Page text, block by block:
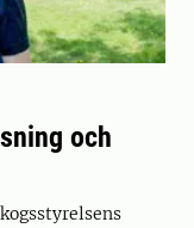
och